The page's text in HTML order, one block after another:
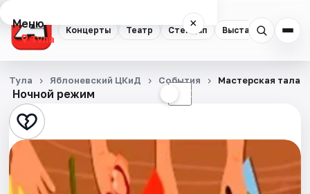
Концерты Театр Стендап Выставки
Меню ×
Тула
Концерты
Театр
Стендап
Выставки
Ночной режим ☾
Тула Яблоневский ЦКиД События Мастерская